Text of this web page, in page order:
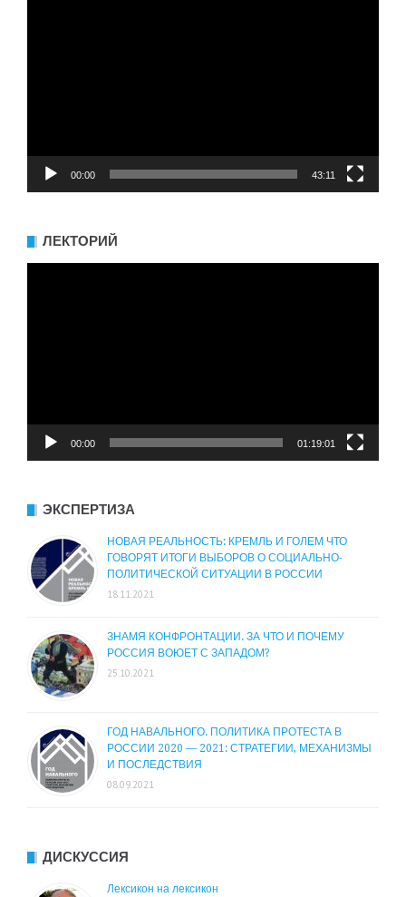
00:00 43:11
ЛЕКТОРИЙ
00:00 01:19:01
ЭКСПЕРТИЗА
НОВАЯ РЕАЛЬНОСТЬ: КРЕМЛЬ И ГОЛЕМ ЧТО
ГОВОРЯТ ИТОГИ ВЫБОРОВ О СОЦИАЛЬНО-
ПОЛИТИЧЕСКОЙ СИТУАЦИИ В РОССИИ
18.11.2021
ЗНАМЯ КОНФРОНТАЦИИ. ЗА ЧТО И ПОЧЕМУ
РОССИЯ ВОЮЕТ С ЗАПАДОМ?
25.10.2021
ГОД НАВАЛЬНОГО. ПОЛИТИКА ПРОТЕСТА В
РОССИИ 2020 — 2021: СТРАТЕГИИ, МЕХАНИЗМЫ
И ПОСЛЕДСТВИЯ
08.09.2021
ДИСКУССИЯ
Лексикон на лексикон